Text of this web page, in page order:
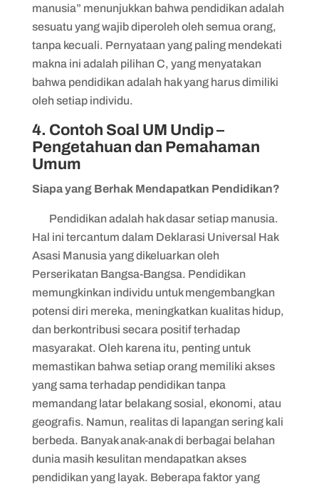
manusia” menunjukkan bahwa pendidikan adalah
sesuatu yang wajib diperoleh oleh semua orang,
tanpa kecuali. Pernyataan yang paling mendekati
makna ini adalah pilihan C, yang menyatakan
bahwa pendidikan adalah hak yang harus dimiliki
oleh setiap individu.
4. Contoh Soal UM Undip –
Pengetahuan dan Pemahaman
Umum
Siapa yang Berhak Mendapatkan Pendidikan?
Pendidikan adalah hak dasar setiap manusia.
Hal ini tercantum dalam Deklarasi Universal Hak
Asasi Manusia yang dikeluarkan oleh
Perserikatan Bangsa-Bangsa. Pendidikan
memungkinkan individu untuk mengembangkan
potensi diri mereka, meningkatkan kualitas hidup,
dan berkontribusi secara positif terhadap
masyarakat. Oleh karena itu, penting untuk
memastikan bahwa setiap orang memiliki akses
yang sama terhadap pendidikan tanpa
memandang latar belakang sosial, ekonomi, atau
geografis. Namun, realitas di lapangan sering kali
berbeda. Banyak anak-anak di berbagai belahan
dunia masih kesulitan mendapatkan akses
pendidikan yang layak. Beberapa faktor yang